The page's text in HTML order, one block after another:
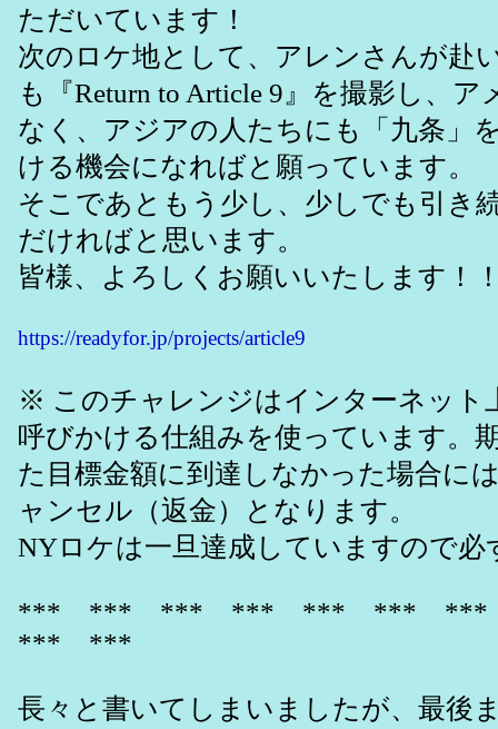
ただいています！
次のロケ地として、アレンさんが赴
も『Return to Article 9』を撮影し、
なく、アジアの人たちにも「九条」
ける機会になればと願っています。
そこであともう少し、少しでも引き
だければと思います。
皆様、よろしくお願いいたします！
https://readyfor.jp/projects/article9
※ このチャレンジはインターネット
呼びかける仕組みを使っています。
た目標金額に到達しなかった場合に
ャンセル（返金）となります。
NYロケは一旦達成していますので必
*** *** *** *** *** ***
*** ***
長々と書いてしまいましたが、最後